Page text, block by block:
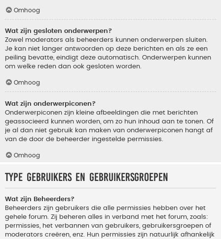
Omhoog
Wat zijn gesloten onderwerpen?
Zowel moderators als beheerders kunnen onderwerpen sluiten.
Je kan niet langer antwoorden op deze berichten en als ze een
peiling bevatte, eindigt deze automatisch. Onderwerpen kunnen
om welke reden dan ook gesloten worden.
Omhoog
Wat zijn onderwerpiconen?
Onderwerpiconen zijn kleine afbeeldingen die met berichten
geassocieerd kunnen worden, om zo hun inhoud aan te tonen. Of
je al dan niet gebruik kan maken van onderwerpiconen hangt af
van de door de beheerder ingestelde permissies.
Omhoog
Type gebruikers en gebruikersgroepen
Wat zijn Beheerders?
Beheerders zijn gebruikers die alle permissies hebben over het
gehele forum. Zij beheren alles in verband met het forum, zoals:
permissies, het verbannen van gebruikers, gebruikersgroepen of
moderators creëren, enz. Hun permissies zijn natuurlijk afhankelijk